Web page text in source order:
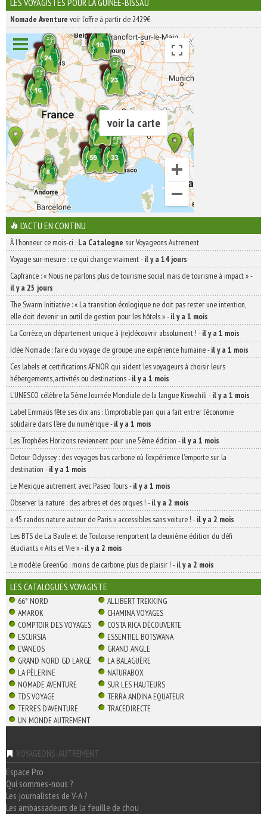
LES VOYAGISTES POUR LA GUINÉE-BISSAU
Nomade Aventure voir l'offre à partir de 2429€
voir la carte
L'ACTU EN CONTINU
À l'honneur ce mois-ci : La Catalogne sur Voyageons Autrement
Voyage sur-mesure : ce qui change vraiment-il y a 14 jours
Capfrance : « Nous ne parlons plus de tourisme social mais de tourisme à impact »-
il y a 25 jours
The Swarm Initiative : « La transition écologique ne doit pas rester une intention,
elle doit devenir un outil de gestion pour les hôtels »-il y a 1 mois
La Corrèze, un département unique à (re)découvrir absolument ! -il y a 1 mois
Idée Nomade : faire du voyage de groupe une expérience humaine-il y a 1 mois
Ces labels et certifications AFNOR qui aident les voyageurs à choisir leurs
hébergements, activités ou destinations-il y a 1 mois
L’UNESCO célèbre la 5ème Journée Mondiale de la langue Kiswahili -il y a 1 mois
Label Emmaüs fête ses dix ans : l’improbable pari qui a fait entrer l’économie
solidaire dans l’ère du numérique-il y a 1 mois
Les Trophées Horizons reviennent pour une 5ème édition -il y a 1 mois
Detour Odyssey : des voyages bas carbone où l’expérience l’emporte sur la
destination -il y a 1 mois
Le Mexique autrement avec Paseo Tours-il y a 1 mois
Observer la nature : des arbres et des orques ! -il y a 2 mois
« 45 randos nature autour de Paris » accessibles sans voiture ! -il y a 2 mois
Les BTS de La Baule et de Toulouse remportent la deuxième édition du défi
étudiants « Arts et Vie »-il y a 2 mois
Le modèle GreenGo : moins de carbone, plus de plaisir ! -il y a 2 mois
LES CATALOGUES VOYAGISTE
66° NORD
ALLIBERT TREKKING
AMAROK
CHAMINA VOYAGES
COMPTOIR DES VOYAGES
COSTA RICA DÉCOUVERTE
ESCURSIA
ESSENTIEL BOTSWANA
EVANEOS
GRAND ANGLE
GRAND NORD GD LARGE
LA BALAGUÈRE
LA PÈLERINE
NATURABOX
NOMADE AVENTURE
SUR LES HAUTEURS
TDS VOYAGE
TERRA ANDINA EQUATEUR
TERRES D'AVENTURE
TRACEDIRECTE
UN MONDE AUTREMENT
VOYAGEONS-AUTREMENT
Espace Pro
Qui sommes-nous ?
Les journalistes de V-A ?
Les ambassadeurs de la feuille de chou